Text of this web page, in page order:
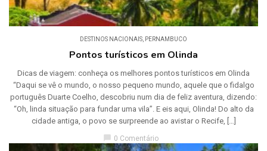
DESTINOS NACIONAIS PERNAMBUCO
Pontos turísticos em Olinda
Dicas de viagem: conheça os melhores pontos turísticos em Olinda
“Daqui se vê o mundo, o nosso pequeno mundo, aquele que o fidalgo
português Duarte Coelho, descobriu num dia de feliz aventura, dizendo:
“Oh, linda situação para fundar uma vila”. E eis aqui, Olinda! Do alto da
cidade antiga, o povo se surpreende ao avistar o Recife, […]
0 Comentário